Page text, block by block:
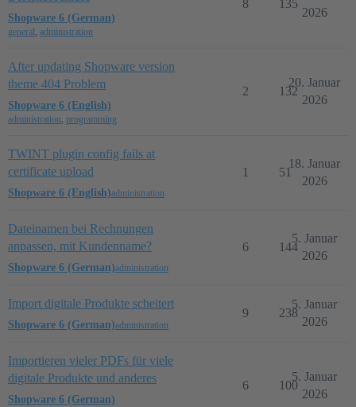
Shopware 6 (German)
general, administration
8 135
2026
After updating Shopware version
theme 404 Problem
Shopware 6 (English)
administration, programming
2 132
20. Januar
2026
TWINT plugin config fails at
certificate upload
Shopware 6 (English)administration
1 51
18. Januar
2026
Dateinamen bei Rechnungen
anpassen, mit Kundenname?
Shopware 6 (German)administration
6 144
5. Januar
2026
Import digitale Produkte scheitert
Shopware 6 (German)administration
9 238
5. Januar
2026
Importieren vieler PDFs für viele
digitale Produkte und anderes
Shopware 6 (German)
6 100
5. Januar
2026